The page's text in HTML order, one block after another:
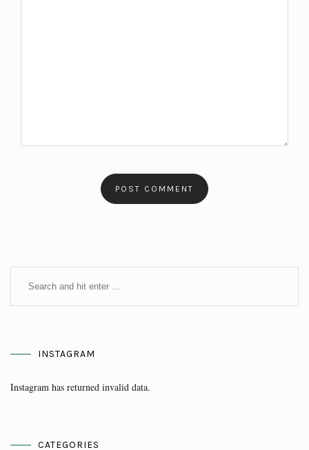
INSTAGRAM
Instagram has returned invalid data.
CATEGORIES